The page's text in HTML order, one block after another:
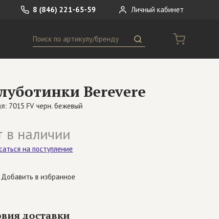
8 (846) 221-65-59 Личный кабинет
Другое
Поиск
Berevere
7015 FV черн. бежевый
в наличии
на поступление
Добавить в избранное
доставки